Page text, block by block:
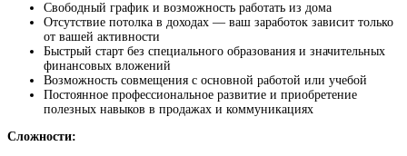
Свободный график и возможность работать из дома
Отсутствие потолка в доходах — ваш заработок зависит только
от вашей активности
Быстрый старт без специального образования и значительных
финансовых вложений
Возможность совмещения с основной работой или учебой
Постоянное профессиональное развитие и приобретение
полезных навыков в продажах и коммуникациях
Сложности: